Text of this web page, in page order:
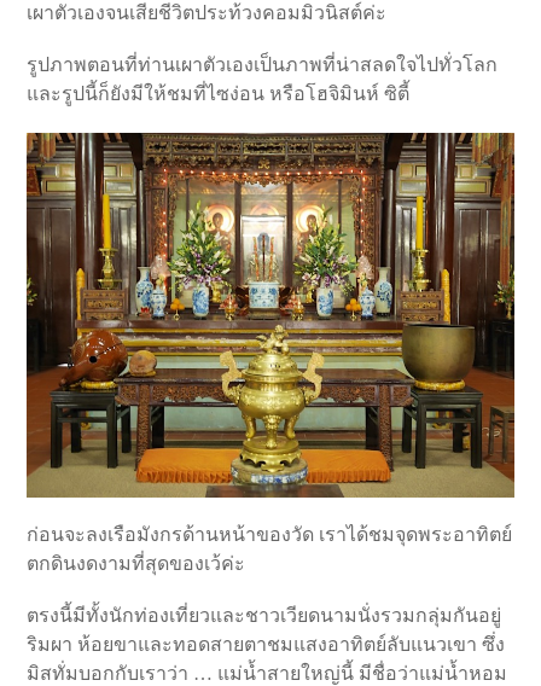
เผาตัวเองจนเสียชีวิตประท้วงคอมมิวนิสต์ค่ะ
รูปภาพตอนที่ท่านเผาตัวเองเป็นภาพที่น่าสลดใจไปทั่วโลก
และรูปนี้ก็ยังมีให้ชมที่ไซง่อน หรือโฮจิมินห์ ซิตี้
ก่อนจะลงเรือมังกรด้านหน้าของวัด เราได้ชมจุดพระอาทิตย์
ตกดินงดงามที่สุดของเว้ค่ะ
ตรงนี้มีทั้งนักท่องเที่ยวและชาวเวียดนามนั่งรวมกลุ่มกันอยู่
ริมผา ห้อยขาและทอดสายตาชมแสงอาทิตย์ลับแนวเขา ซึ่ง
มิสทั่มบอกกับเราว่า … แม่น้ำสายใหญ่นี้ มีชื่อว่าแม่น้ำหอม